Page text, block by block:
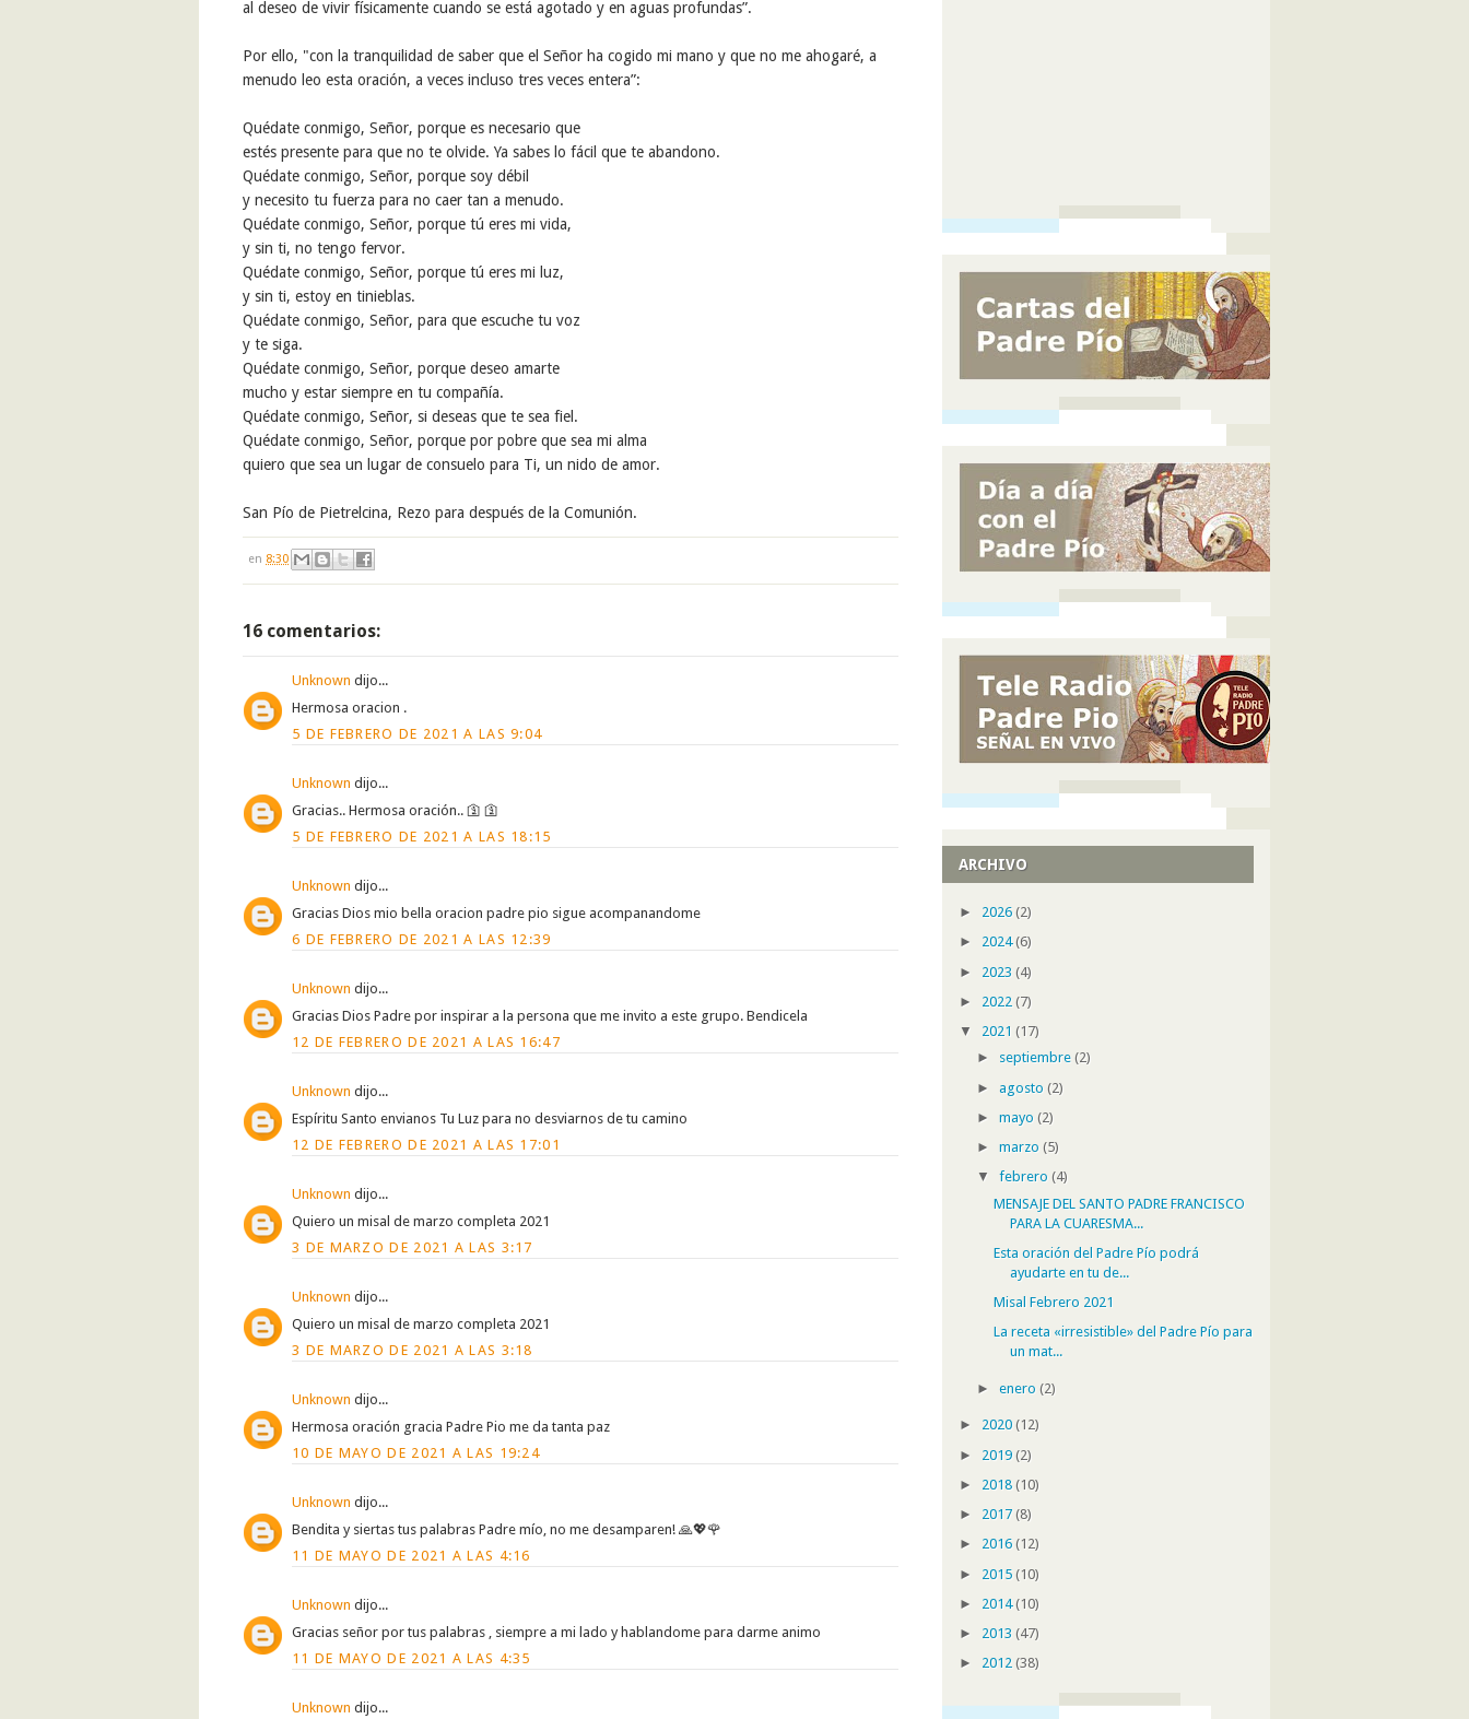
al deseo de vivir físicamente cuando se está agotado y en aguas profundas”.
Por ello, "con la tranquilidad de saber que el Señor ha cogido mi mano y que no me ahogaré, a
menudo leo esta oración, a veces incluso tres veces entera”:
Quédate conmigo, Señor, porque es necesario que
estés presente para que no te olvide. Ya sabes lo fácil que te abandono.
Quédate conmigo, Señor, porque soy débil
y necesito tu fuerza para no caer tan a menudo.
Quédate conmigo, Señor, porque tú eres mi vida,
y sin ti, no tengo fervor.
Quédate conmigo, Señor, porque tú eres mi luz,
y sin ti, estoy en tinieblas.
Quédate conmigo, Señor, para que escuche tu voz
y te siga.
Quédate conmigo, Señor, porque deseo amarte
mucho y estar siempre en tu compañía.
Quédate conmigo, Señor, si deseas que te sea fiel.
Quédate conmigo, Señor, porque por pobre que sea mi alma
quiero que sea un lugar de consuelo para Ti, un nido de amor.
San Pío de Pietrelcina, Rezo para después de la Comunión.
en 8:30
16 comentarios:
Unknown dijo...
Hermosa oracion .
5 DE FEBRERO DE 2021 A LAS 9:04
Unknown dijo...
Gracias.. Hermosa oración.. 🛐 🛐
5 DE FEBRERO DE 2021 A LAS 18:15
Unknown dijo...
Gracias Dios mio bella oracion padre pio sigue acompanandome
6 DE FEBRERO DE 2021 A LAS 12:39
Unknown dijo...
Gracias Dios Padre por inspirar a la persona que me invito a este grupo. Bendicela
12 DE FEBRERO DE 2021 A LAS 16:47
Unknown dijo...
Espíritu Santo envianos Tu Luz para no desviarnos de tu camino
12 DE FEBRERO DE 2021 A LAS 17:01
Unknown dijo...
Quiero un misal de marzo completa 2021
3 DE MARZO DE 2021 A LAS 3:17
Unknown dijo...
Quiero un misal de marzo completa 2021
3 DE MARZO DE 2021 A LAS 3:18
Unknown dijo...
Hermosa oración gracia Padre Pio me da tanta paz
10 DE MAYO DE 2021 A LAS 19:24
Unknown dijo...
Bendita y siertas tus palabras Padre mío, no me desamparen! 🙏💖🌹
11 DE MAYO DE 2021 A LAS 4:16
Unknown dijo...
Gracias señor por tus palabras , siempre a mi lado y hablandome para darme animo
11 DE MAYO DE 2021 A LAS 4:35
Unknown dijo...
ARCHIVO
► 2026 (2)
► 2024(6)
► 2023 (4)
► 2022 (7)
▼ 2021 (17)
► septiembre (2)
► agosto (2)
► mayo (2)
► marzo (5)
▼ febrero (4)
MENSAJE DEL SANTO PADRE FRANCISCO
PARA LA CUARESMA...
Esta oración del Padre Pío podrá
ayudarte en tu de...
Misal Febrero 2021
La receta «irresistible» del Padre Pío para
un mat...
► enero (2)
► 2020 (12)
► 2019 (2)
► 2018 (10)
► 2017 (8)
► 2016 (12)
► 2015 (10)
► 2014(10)
► 2013 (47)
► 2012 (38)